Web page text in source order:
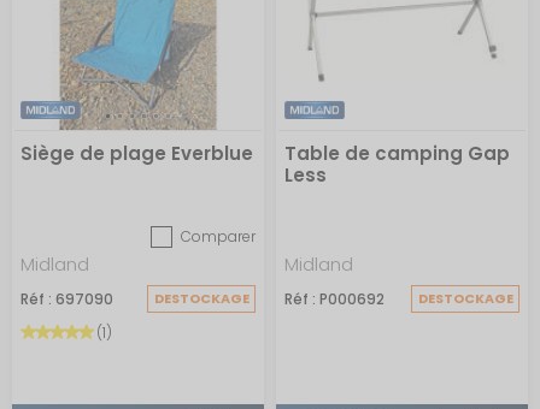
Siège de plage Everblue
Comparer
Midland
Réf : 697090 DESTOCKAGE
(1)
Table de camping Gap
Less
Midland
Réf : P000692 DESTOCKAGE